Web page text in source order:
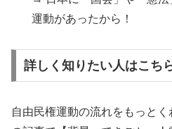
運動があったから！
詳しく知りたい人はこち
自由民権運動の流れをもっと